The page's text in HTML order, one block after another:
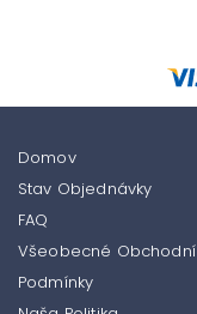
Domov
Stav Objednávky
FAQ
Všeobecné Obchodní
Podmínky